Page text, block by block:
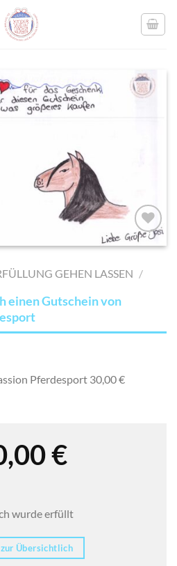
AUF MEINE
SETZEN
GEHEN LASSEN /
einen Gutschein von
Pferdesport 30,00 €
€
wurde erfüllt
Übersichtlich